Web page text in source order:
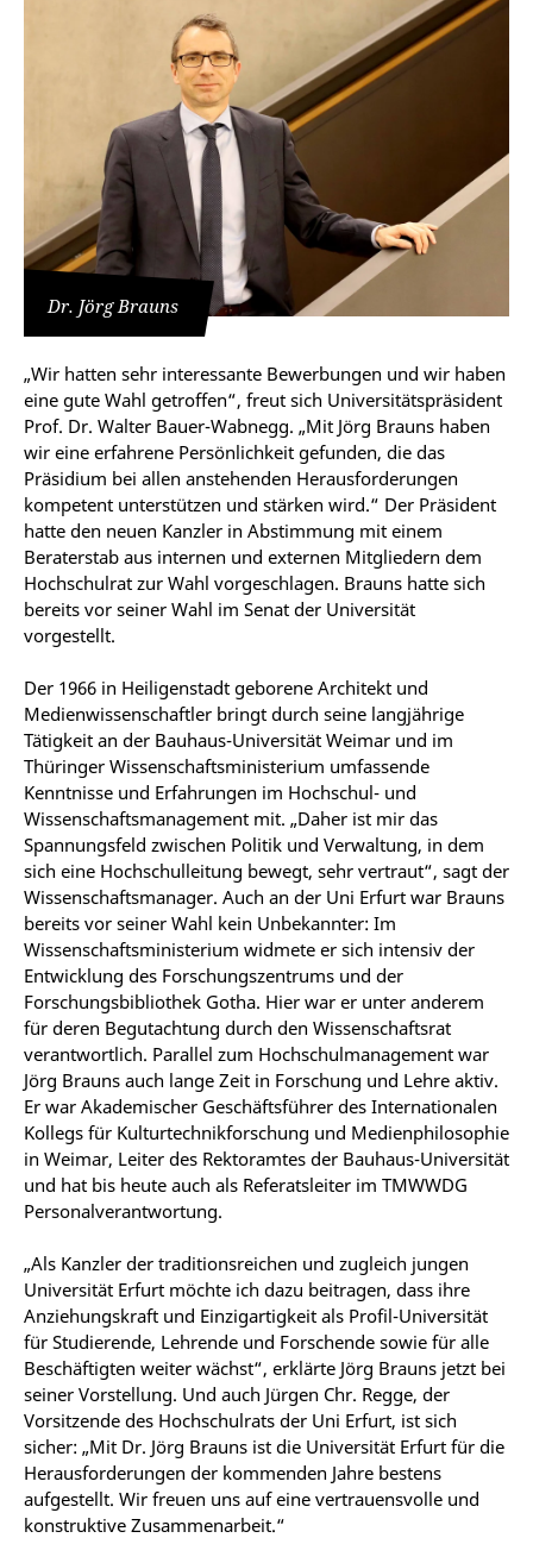
Dr. Jörg Brauns
„Wir hatten sehr interessante Bewerbungen und wir haben
eine gute Wahl getroffen“, freut sich Universitätspräsident
Prof. Dr. Walter Bauer-Wabnegg. „Mit Jörg Brauns haben
wir eine erfahrene Persönlichkeit gefunden, die das
Präsidium bei allen anstehenden Herausforderungen
kompetent unterstützen und stärken wird.“ Der Präsident
hatte den neuen Kanzler in Abstimmung mit einem
Beraterstab aus internen und externen Mitgliedern dem
Hochschulrat zur Wahl vorgeschlagen. Brauns hatte sich
bereits vor seiner Wahl im Senat der Universität
vorgestellt.
Der 1966 in Heiligenstadt geborene Architekt und
Medienwissenschaftler bringt durch seine langjährige
Tätigkeit an der Bauhaus-Universität Weimar und im
Thüringer Wissenschaftsministerium umfassende
Kenntnisse und Erfahrungen im Hochschul- und
Wissenschaftsmanagement mit. „Daher ist mir das
Spannungsfeld zwischen Politik und Verwaltung, in dem
sich eine Hochschulleitung bewegt, sehr vertraut“, sagt der
Wissenschaftsmanager. Auch an der Uni Erfurt war Brauns
bereits vor seiner Wahl kein Unbekannter: Im
Wissenschaftsministerium widmete er sich intensiv der
Entwicklung des Forschungszentrums und der
Forschungsbibliothek Gotha. Hier war er unter anderem
für deren Begutachtung durch den Wissenschaftsrat
verantwortlich. Parallel zum Hochschulmanagement war
Jörg Brauns auch lange Zeit in Forschung und Lehre aktiv.
Er war Akademischer Geschäftsführer des Internationalen
Kollegs für Kulturtechnikforschung und Medienphilosophie
in Weimar, Leiter des Rektoramtes der Bauhaus-Universität
und hat bis heute auch als Referatsleiter im TMWWDG
Personalverantwortung.
„Als Kanzler der traditionsreichen und zugleich jungen
Universität Erfurt möchte ich dazu beitragen, dass ihre
Anziehungskraft und Einzigartigkeit als Profil-Universität
für Studierende, Lehrende und Forschende sowie für alle
Beschäftigten weiter wächst“, erklärte Jörg Brauns jetzt bei
seiner Vorstellung. Und auch Jürgen Chr. Regge, der
Vorsitzende des Hochschulrats der Uni Erfurt, ist sich
sicher: „Mit Dr. Jörg Brauns ist die Universität Erfurt für die
Herausforderungen der kommenden Jahre bestens
aufgestellt. Wir freuen uns auf eine vertrauensvolle und
konstruktive Zusammenarbeit.“